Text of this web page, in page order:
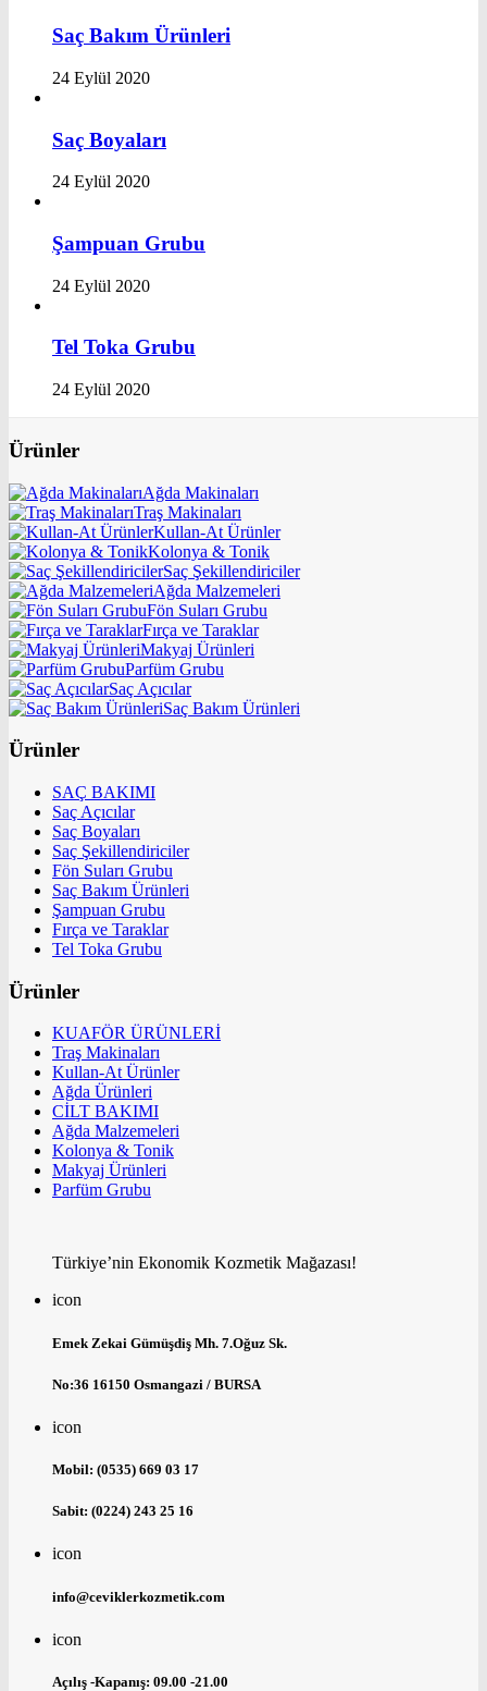
Saç Bakım Ürünleri
24 Eylül 2020
Saç Boyaları
24 Eylül 2020
Şampuan Grubu
24 Eylül 2020
Tel Toka Grubu
24 Eylül 2020
Ürünler
Ağda Makinaları
Traş Makinaları
Kullan-At Ürünler
Kolonya & Tonik
Saç Şekillendiriciler
Ağda Malzemeleri
Fön Suları Grubu
Fırça ve Taraklar
Makyaj Ürünleri
Parfüm Grubu
Saç Açıcılar
Saç Bakım Ürünleri
Ürünler
SAÇ BAKIMI
Saç Açıcılar
Saç Boyaları
Saç Şekillendiriciler
Fön Suları Grubu
Saç Bakım Ürünleri
Şampuan Grubu
Fırça ve Taraklar
Tel Toka Grubu
Ürünler
KUAFÖR ÜRÜNLERİ
Traş Makinaları
Kullan-At Ürünler
Ağda Ürünleri
CİLT BAKIMI
Ağda Malzemeleri
Kolonya & Tonik
Makyaj Ürünleri
Parfüm Grubu
Türkiye’nin Ekonomik Kozmetik Mağazası!
icon
Emek Zekai Gümüşdiş Mh. 7.Oğuz Sk.
No:36 16150 Osmangazi / BURSA
icon
Mobil: (0535) 669 03 17
Sabit: (0224) 243 25 16
icon
info@ceviklerkozmetik.com
icon
Açılış -Kapanış: 09.00 -21.00